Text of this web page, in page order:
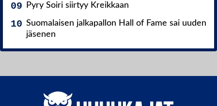
Pyry Soiri siirtyy Kreikkaan
Suomalaisen jalkapallon Hall of Fame sai uuden
jäsenen